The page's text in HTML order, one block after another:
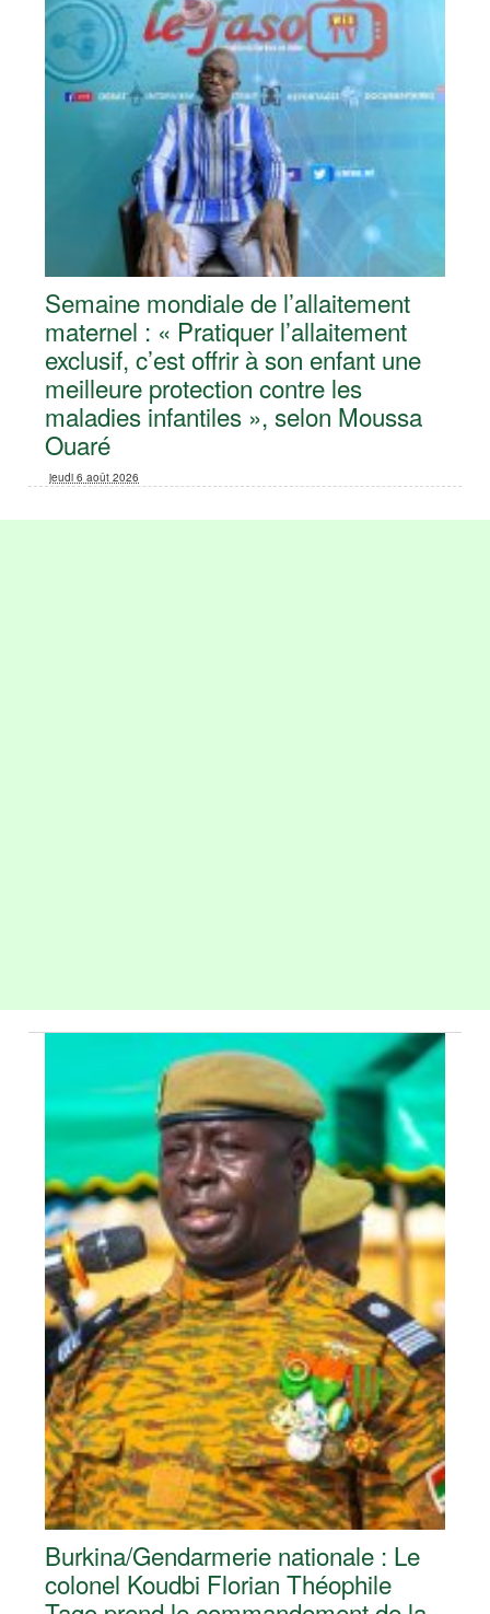
Semaine mondiale de l’allaitement
maternel : « Pratiquer l’allaitement
exclusif, c’est offrir à son enfant une
meilleure protection contre les
maladies infantiles », selon Moussa
Ouaré
jeudi 6 août 2026
Burkina/Gendarmerie nationale : Le
colonel Koudbi Florian Théophile